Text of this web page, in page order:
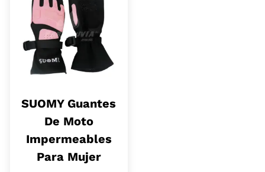
SUOMY Guantes
De Moto
Impermeables
Para Mujer